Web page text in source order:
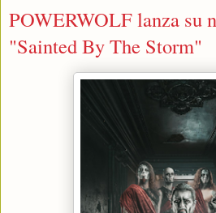
POWERWOLF lanza su
"Sainted By The Storm"